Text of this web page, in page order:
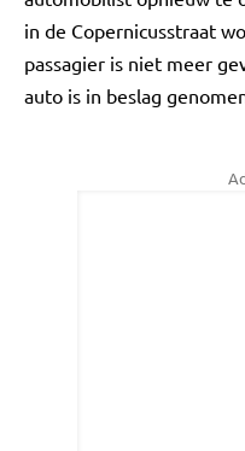
in de Copernicusstraat
passagier is niet meer
auto is in beslag